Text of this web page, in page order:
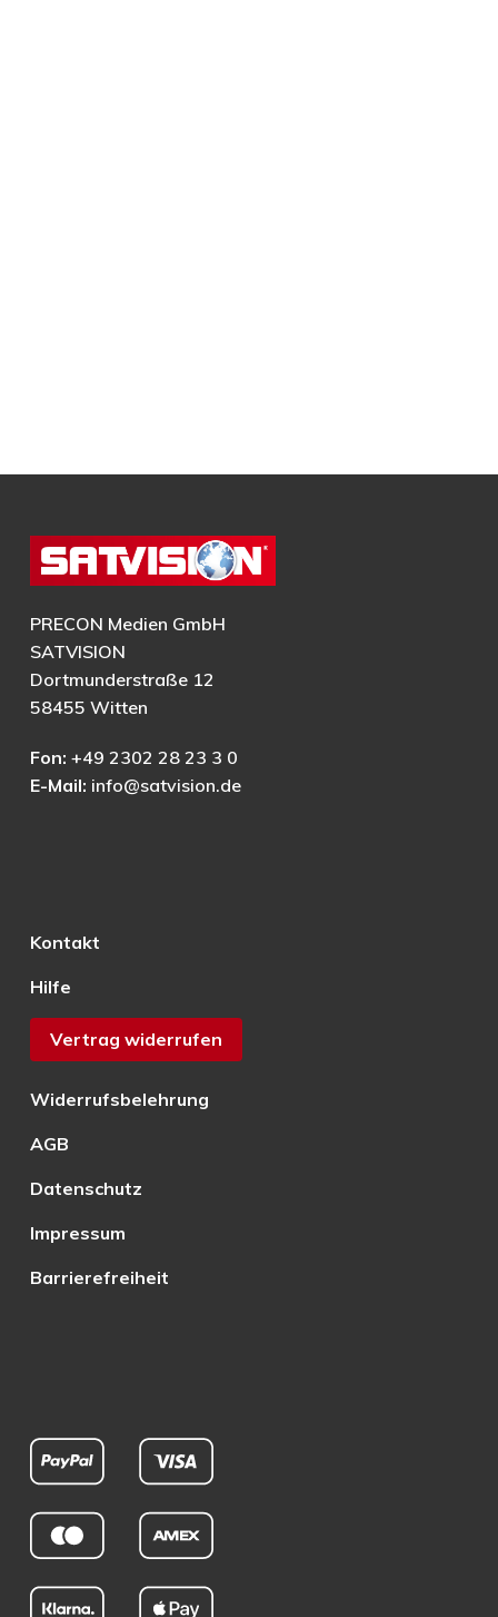
PRECON Medien GmbH
SATVISION
Dortmunderstraße 12
58455 Witten
Fon: +49 2302 28 23 3 0
E-Mail: info@satvision.de
Kontakt
Hilfe
Vertrag widerrufen
Widerrufsbelehrung
AGB
Datenschutz
Impressum
Barrierefreiheit